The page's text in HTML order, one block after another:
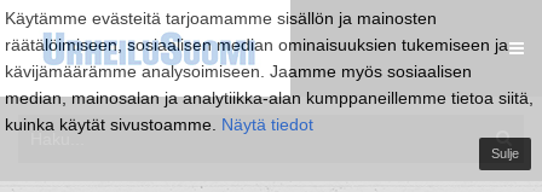
Käytämme evästeitä tarjoamamme sisällön ja mainosten
räätälöimiseen, sosiaalisen median ominaisuuksien tukemiseen ja
kävijämäärämme analysoimiseen. Jaamme myös sosiaalisen
median, mainosalan ja analytiikka-alan kumppaneillemme tietoa siitä,
kuinka käytät sivustoamme. Näytä tiedot
Sulje